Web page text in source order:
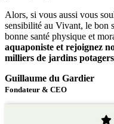
Alors, si vous aussi vous
sensibilité au Vivant, le bon
bonne santé physique et
aquaponiste et rejoignez
milliers de jardins
Guillaume du Gardier
Fondateur & CEO